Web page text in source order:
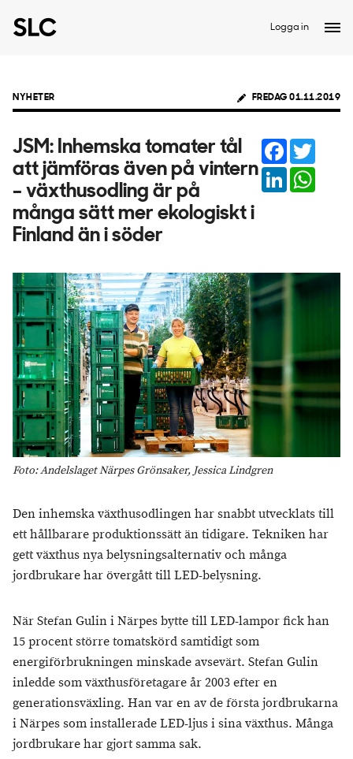
Logga in
NYHETER FREDAG 01.11.2019
JSM: Inhemska tomater tål
att jämföras även på vintern
– växthusodling är på
många sätt mer ekologiskt i
Finland än i söder
Facebook
LinkedIn
Foto: Andelslaget Närpes Grönsaker, Jessica Lindgren
Den inhemska växthusodlingen har snabbt utvecklats till
ett hållbarare produktionssätt än tidigare. Tekniken har
gett växthus nya belysningsalternativ och många
jordbrukare har övergått till LED-belysning.
När Stefan Gulin i Närpes bytte till LED-lampor fick han
15 procent större tomatskörd samtidigt som
energiförbrukningen minskade avsevärt. Stefan Gulin
inledde som växthusföretagare år 2003 efter en
generationsväxling. Han var en av de första jordbrukarna
i Närpes som installerade LED-ljus i sina växthus. Många
jordbrukare har gjort samma sak.